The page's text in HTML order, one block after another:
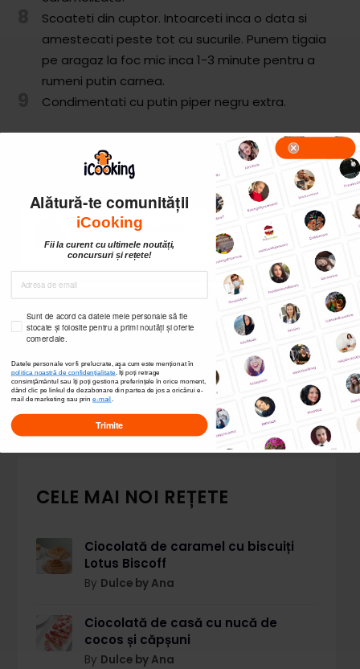
Scoateti din cuptor. Intoarceti inca o data si
amestecati peste tot cu sucurile. Punem tigaia
pe aragaz la foc mic inca 1-3 minute pentru a
rumeni putin carnea.
Condimentati cu putin piper negru extra.
CELE MAI NOI REȚETE
Ciocolată de caramel cu biscuiți
Lotus Biscoff
By Dulce by Ana
Ciocolată de casă cu nucă de
cocos și căpșuni
By Dulce by Ana
Alătură-te comunității
iCooking
Fii la curent cu ultimele noutăți,
concursuri și rețete!
Sunt de acord ca datele mele personale să fie
stocate și folosite pentru a primi noutăți și oferte
comerciale.
Datele personale vor fi prelucrate, așa cum este menționat în
politica noastră de confidențialitate . Îți poți retrage
consimțământul sau îți poți gestiona preferințele în orice moment,
dând clic pe linkul de dezabonare din partea de jos a oricărui e-
mail de marketing sau prine-mail
Trimite